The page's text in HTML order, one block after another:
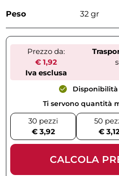
Peso 32 gr
Prezzo da:
€ 1,92
Iva esclusa
Ti servono quantità
30 pezzi
€ 3,92
50
€
CALCOLA